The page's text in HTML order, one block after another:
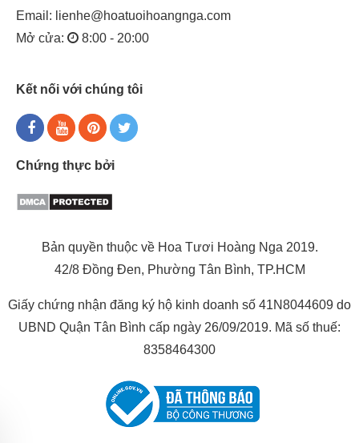
Email: lienhe@hoatuoihoangnga.com
Mở cửa:
8:00 - 20:00
Kết nối với chúng tôi
Chứng thực bởi
Bản quyền thuộc về Hoa Tươi Hoàng Nga 2019.
42/8 Đồng Đen, Phường Tân Bình, TP.HCM
Giấy chứng nhận đăng ký hộ kinh doanh số 41N8044609 do
UBND Quận Tân Bình cấp ngày 26/09/2019. Mã số thuế:
8358464300